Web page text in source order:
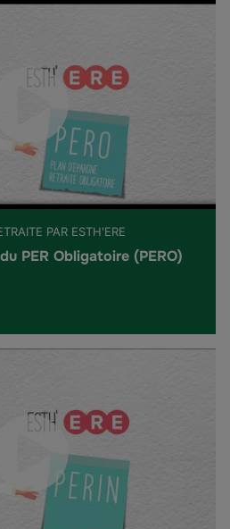
PAR ESTH'ERE
PER Obligatoire (PERO)